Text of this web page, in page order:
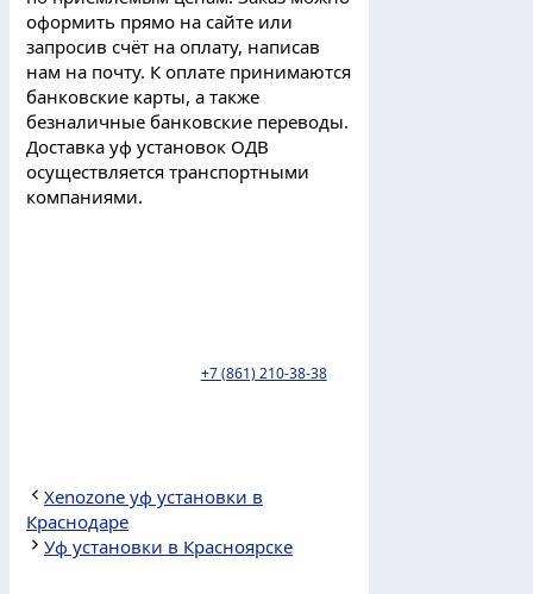
оформить прямо на сайте или
запросив счёт на оплату, написав
нам на почту. К оплате принимаются
банковские карты, а также
безналичные банковские переводы.
Доставка уф установок ОДВ
осуществляется транспортными
компаниями.
+7 (861) 210-38-38.
Xenozone уф установки в
Краснодаре
Уф установки в Красноярске